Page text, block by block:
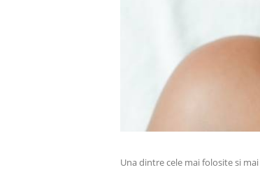
Una dintre cele mai folosite si